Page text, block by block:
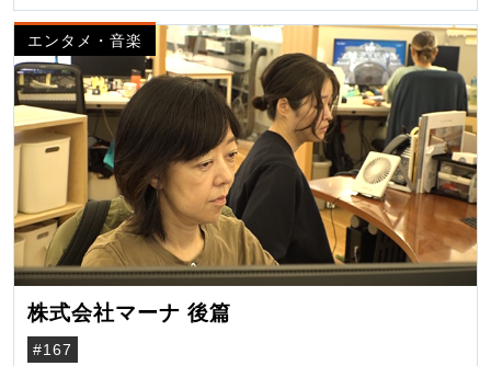
エンタメ・音楽
株式会社マーナ 後篇
#167